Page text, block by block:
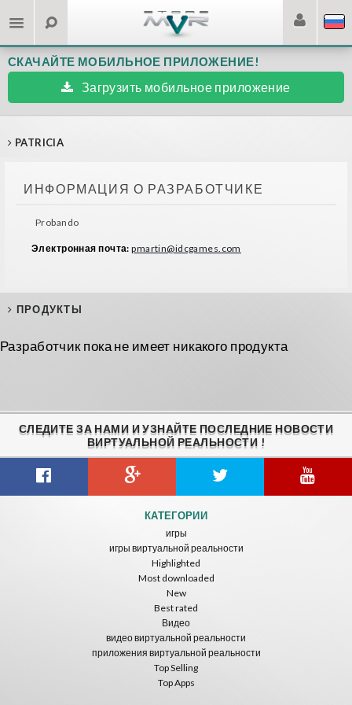
СКАЧАЙТЕ МОБИЛЬНОЕ ПРИЛОЖЕНИЕ!
Загрузить мобильное приложение
PATRICIA
ИНФОРМАЦИЯ О РАЗРАБОТЧИКЕ
Probando
Электронная почта:pmartin@idcgames.com
ПРОДУКТЫ
Разработчик пока не имеет никакого продукта
СЛЕДИТЕ ЗА НАМИ И УЗНАЙТЕ ПОСЛЕДНИЕ НОВОСТИ
ВИРТУАЛЬНОЙ РЕАЛЬНОСТИ !
КАТЕГОРИИ
игры
игры виртуальной реальности
Highlighted
Most downloaded
New
Best rated
Видео
видео виртуальной реальности
приложения виртуальной реальности
Top Selling
Top Apps